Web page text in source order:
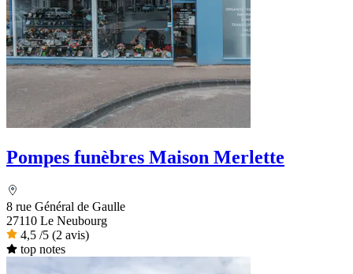
Pompes funèbres Maison Merlette
8 rue Général de Gaulle
27110 Le Neubourg
4,5 /5 (2 avis)
top notes